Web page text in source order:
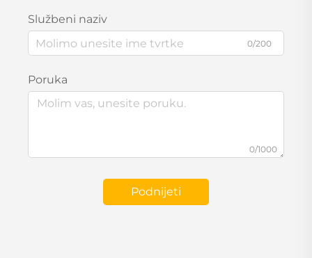
Službeni naziv
0/200
Poruka
0/1000
Podnijeti